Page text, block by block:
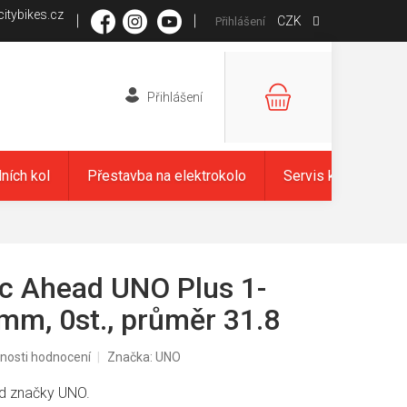
CZK
Přihlášení
NÁKUPNÍ
kol Přestavba na elektrokolo Servis kol
značky UNO.
Ahead UNO Plus 1-
0st., průměr 31.8
hodnocení Značka: UNO